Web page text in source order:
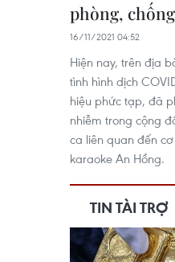
phòng,
16/11/2021 04:52
Hiện nay, trên địa
tình hình dịch
hiệu phức tạp, đã
nhiễm trong cộng
ca liên quan đến
karaoke An Hồng.